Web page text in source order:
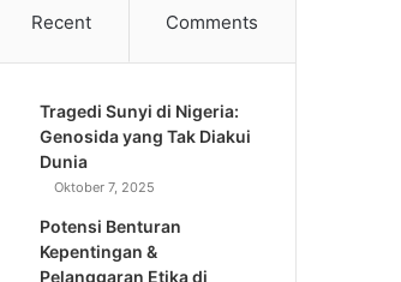
Recent Comments
Tragedi Sunyi di Nigeria:
Genosida yang Tak Diakui
Dunia
Oktober 7, 2025
Potensi Benturan
Kepentingan &
Pelanggaran Etika di